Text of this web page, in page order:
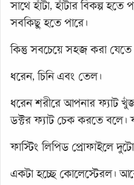
সাথে হাঁটা, হাঁটার বিকল্প হতে
সবকিছু হতে পারে।
কিন্তু সবচেয়ে সহজ করা যেতে
ধরেন, চিনি এবং তেল।
ধরেন শরীরে আপনার ফ্যাট
ডক্টর ফ্যাট চেক করতে বলে।
ফাস্টিং লিপিড প্রোফাইলে
একটা হচ্ছে কোলেস্টেরল।